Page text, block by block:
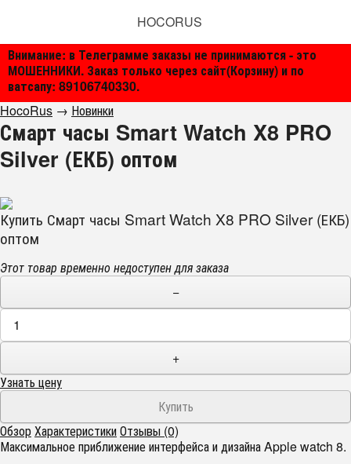
Внимание: в Телеграмме заказы не принимаются - это
МОШЕННИКИ. Заказ только через сайт(Корзину) и по
ватсапу: 89106740330.
HOCORUS
HocoRus → Новинки
Смарт часы Smart Watch X8 PRO
Silver (ЕКБ) оптом
Купить Смарт часы Smart Watch X8 PRO Silver (ЕКБ)
оптом
Этот товар временно недоступен для заказа
−
+
Узнать цену
ОбзорХарактеристикиОтзывы (0)
Максимальное приближение интерфейса и дизайна Apple watch 8.